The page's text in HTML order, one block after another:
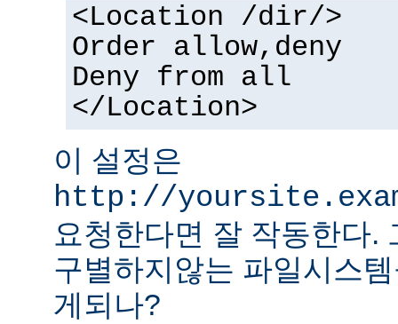
<Location /dir/>
Order allow,deny
Deny from all
</Location>
이 설정은
http://
요청한다면 잘 작동한다.
구별하지않는 파일시스
게되나?